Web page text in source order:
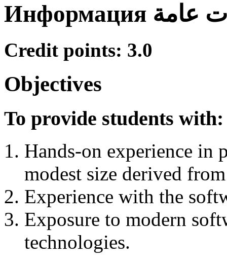
Информация عامة
Credit points: 3.0
Objectives
To provide students with:
Hands-on experience in
modest size derived
Experience with the
Exposure to modern
technologies.